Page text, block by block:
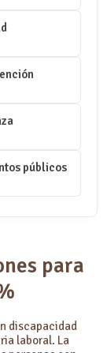
públicos
para
discapacidad
laboral. La